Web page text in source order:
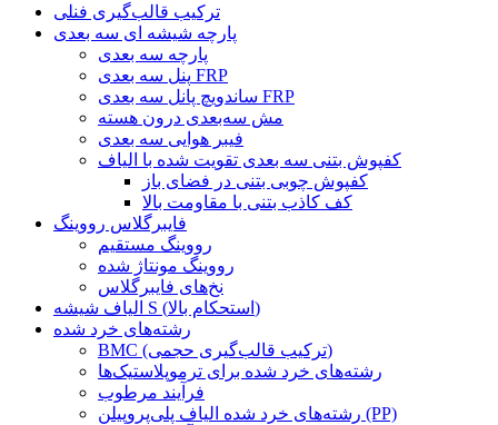
ترکیب قالب‌گیری فنلی
پارچه شیشه ای سه بعدی
پارچه سه بعدی
پنل سه بعدی FRP
ساندویچ پانل سه بعدی FRP
مش سه‌بعدی درون هسته
فیبر هوایی سه بعدی
کفپوش بتنی سه بعدی تقویت شده با الیاف
کفپوش چوبی بتنی در فضای باز
کف کاذب بتنی با مقاومت بالا
فایبرگلاس رووینگ
رووینگ مستقیم
رووینگ مونتاژ شده
نخ‌های فایبرگلاس
الیاف شیشه S (استحکام بالا)
رشته‌های خرد شده
BMC (ترکیب قالب‌گیری حجمی)
رشته‌های خرد شده برای ترموپلاستیک‌ها
فرآیند مرطوب
رشته‌های خرد شده الیاف پلی‌پروپیلن (PP)